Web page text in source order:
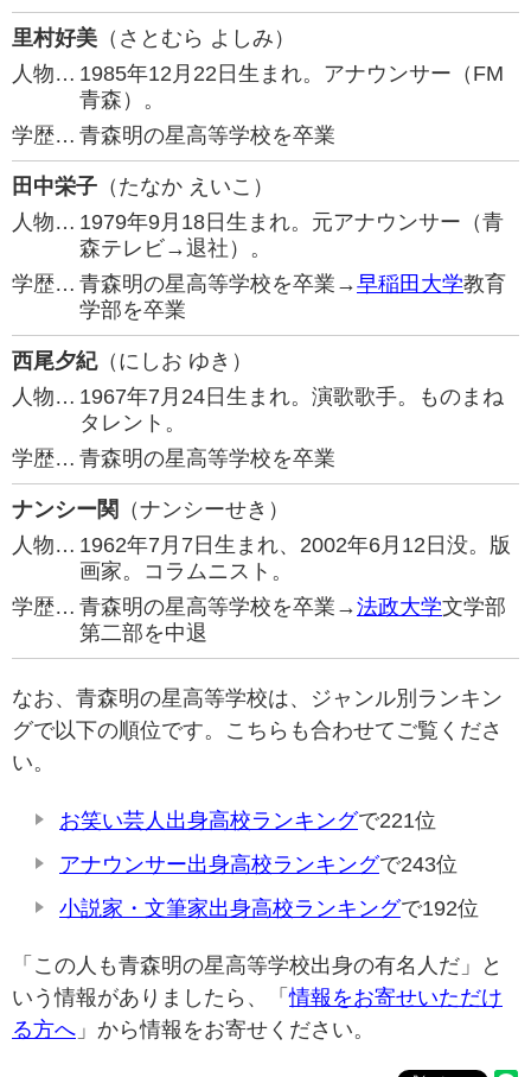
里村好美 （さとむら よしみ）
人物… 1985年12月22日生まれ。アナウンサー（FM
青森）。
学歴… 青森明の星高等学校を卒業
田中栄子 （たなか えいこ）
人物… 1979年9月18日生まれ。元アナウンサー（青
森テレビ→退社）。
学歴… 青森明の星高等学校を卒業→早稲田大学教育
学部を卒業
西尾夕紀（にしお ゆき）
人物… 1967年7月24日生まれ。演歌歌手。ものまね
タレント。
学歴… 青森明の星高等学校を卒業
ナンシー関 （ナンシーせき）
人物… 1962年7月7日生まれ、2002年6月12日没。版
画家。コラムニスト。
学歴… 青森明の星高等学校を卒業→法政大学文学部
第二部を中退
なお、青森明の星高等学校は、ジャンル別ランキン
グで以下の順位です。こちらも合わせてご覧くださ
い。
お笑い芸人出身高校ランキングで221位
アナウンサー出身高校ランキングで243位
小説家・文筆家出身高校ランキングで192位
「この人も青森明の星高等学校出身の有名人だ」と
いう情報がありましたら、「情報をお寄せいただけ
る方へ 」から情報をお寄せください。